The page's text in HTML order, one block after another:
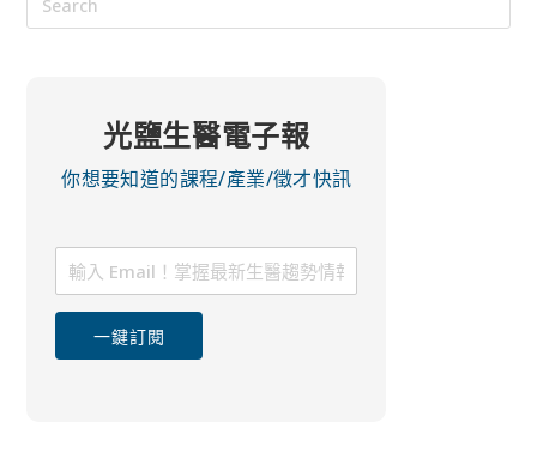
光鹽生醫電子報
你想要知道的課程/產業/徵才快訊
一鍵訂閱